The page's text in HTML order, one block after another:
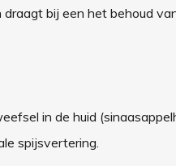
bij een het behoud
in de huid
spijsvertering.